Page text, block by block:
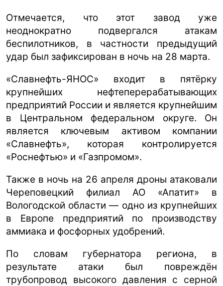
Отмечается, что этот завод уже
неоднократно подвергался атакам
беспилотников, в частности предыдущий
удар был зафиксирован в ночь на 28 марта.
«Славнефть-ЯНОС» входит в пятёрку
крупнейших нефтеперерабатывающих
предприятий России и является крупнейшим
в Центральном федеральном округе. Он
является ключевым активом компании
«Славнефть», которая контролируется
«Роснефтью» и «Газпромом».
Также в ночь на 26 апреля дроны атаковали
Череповецкий филиал АО «Апатит» в
Вологодской области — одно из крупнейших
в Европе предприятий по производству
аммиака и фосфорных удобрений.
По словам губернатора региона, в
результате атаки был повреждён
трубопровод высокого давления с серной